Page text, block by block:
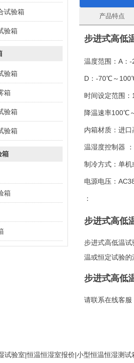
试验箱
验箱
验箱
箱
验箱
验箱
箱
箱
产品特点
步进式高低
温度范围：A：
D：-70℃～
时间设定范围：
降温速率100℃
内箱材质：进口
温湿度控制器 ：
制冷方式：单机
电源电压：
：
步进式高低
步进式高低温
温或恒定试验的
步进式高低
请联系在线客服
试验室|恒温恒湿室报价|小型恒温恒湿测试